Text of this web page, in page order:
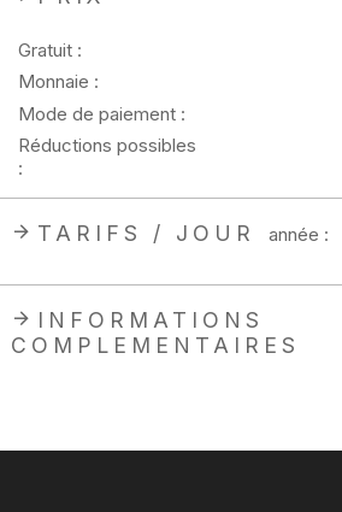
Gratuit :
Monnaie :
Mode de paiement :
Réductions possibles
:
TARIFS / JOUR année :
INFORMATIONS
COMPLEMENTAIRES